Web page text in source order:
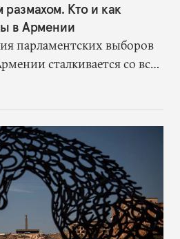
Кто и как
в Армении
парламентских выборов
сталкивается со все
со стороны России и
помощь Европы, США